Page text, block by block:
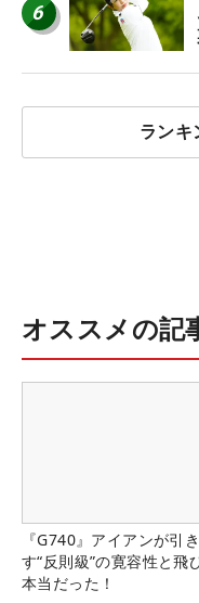
6
ランキ
オススメの記
『G740』アイアンが引
す“反則級”の寛容性と飛
本当だった！